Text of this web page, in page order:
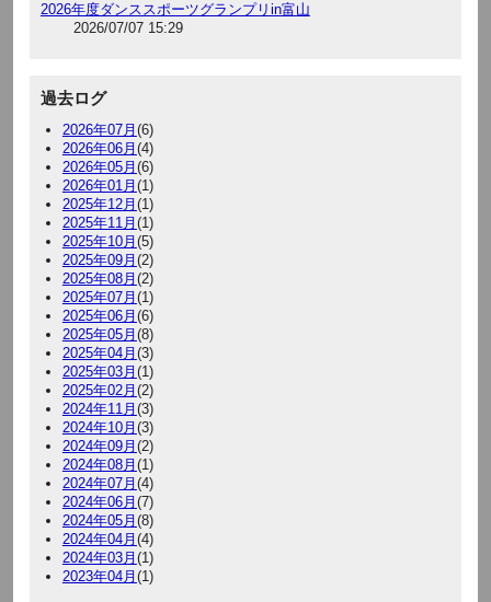
2026年度ダンススポーツグランプリin富山
2026/07/07 15:29
過去ログ
2026年07月 (6)
2026年06月 (4)
2026年05月 (6)
2026年01月 (1)
2025年12月 (1)
2025年11月 (1)
2025年10月 (5)
2025年09月 (2)
2025年08月 (2)
2025年07月 (1)
2025年06月 (6)
2025年05月 (8)
2025年04月 (3)
2025年03月 (1)
2025年02月 (2)
2024年11月 (3)
2024年10月 (3)
2024年09月 (2)
2024年08月 (1)
2024年07月 (4)
2024年06月 (7)
2024年05月 (8)
2024年04月 (4)
2024年03月 (1)
2023年04月 (1)